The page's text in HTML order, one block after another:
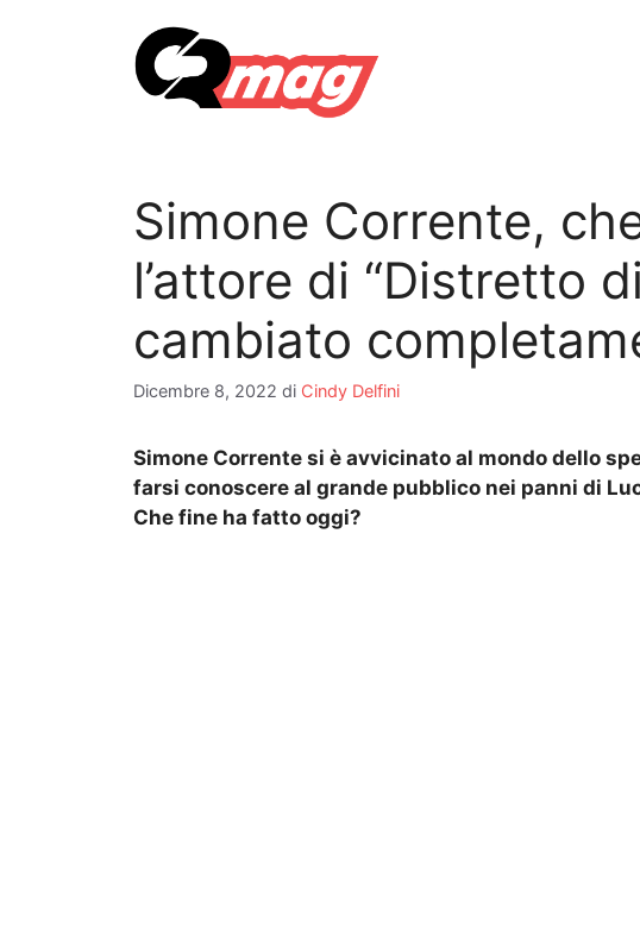
Simone Corrente,
l’attore di “Distretto
cambiato
Dicembre 8, 2022 di Cindy Delfini
Simone Corrente si è avvicinato al mondo dello
farsi conoscere al grande pubblico nei panni di
Che fine ha fatto oggi?